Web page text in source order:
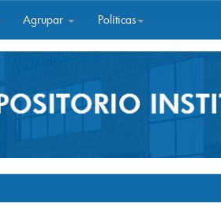
Agrupar Políticas